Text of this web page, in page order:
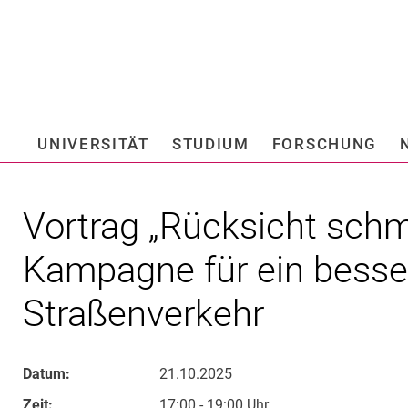
Springe direkt zu:
UNIVERSITÄT STUDIUM FORSCHUNG
Vortrag „Rücksicht
Kampagne für ein
Straßenverkehr
Datum:
21.10.2025